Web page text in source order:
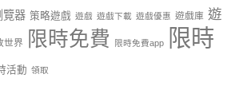
覽器 策略遊戲 遊戲 遊戲下載 遊戲優惠 遊戲庫 遊
世界 限時免費 限時免費app
限時
活動 領取